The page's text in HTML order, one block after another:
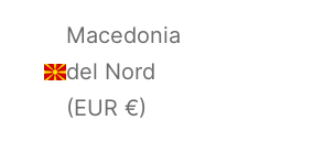
Macedonia
del Nord
(EUR €)